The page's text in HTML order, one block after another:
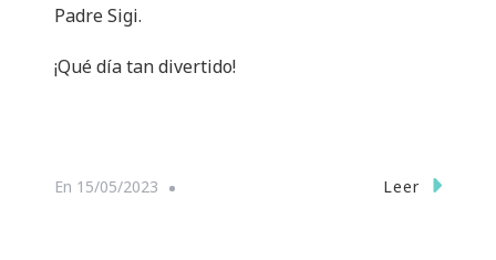
Padre Sigi.
¡Qué día tan divertido!
En 15/05/2023 Leer